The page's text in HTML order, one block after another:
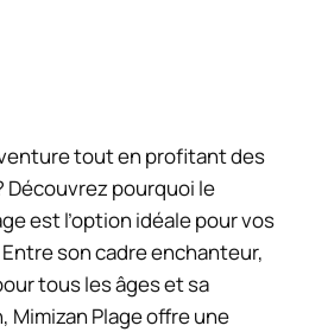
tout en profitant des
Découvrez pourquoi le
est l’option idéale pour vos
son cadre enchanteur,
tous les âges et sa
Mimizan Plage offre une